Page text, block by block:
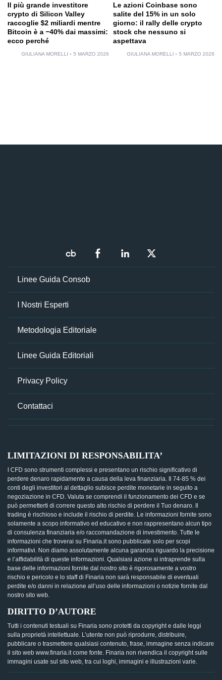
Il più grande investitore
crypto di Silicon Valley
raccoglie $2 miliardi mentre
Bitcoin è a −40% dai massimi:
ecco perché
GIULIANA MORELLI 5 MARZO 2026
Le azioni Coinbase sono
salite del 15% in un solo
giorno: il rally delle crypto
stock che nessuno si
aspettava
GIULIANA MORELLI 5 MARZO 2026
Linee Guida Consob
I Nostri Esperti
Metodologia Editoriale
Linee Guida Editoriali
Privacy Policy
Contattaci
LIMITAZIONI DI RESPONSABILITA’
I CFD sono strumenti complessi e presentano un rischio significativo di
perdere denaro rapidamente a causa della leva finanziaria. Il 74-85 % dei
conti degli investitori al dettaglio subisce perdite monetarie in seguito a
negoziazione in CFD. Valuta se comprendi il funzionamento dei CFD e se
può permetterti di correre questo alto rischio di perdere il Tuo denaro. Il
trading è rischioso e include il rischio di perdite. Le informazioni fornite sono
solamente a scopo informativo ed educativo e non rappresentano alcun tipo
di consulenza finanziaria e/o raccomandazione di investimento. Tutte le
informazioni che troverai su Finaria.it sono pubblicate solo per scopi
informativi. Non diamo assolutamente alcuna garanzia riguardo la precisione
e l’affidabilità di queste informazioni. Qualsiasi azione si intraprende sulla
base delle informazioni fornite dal nostro sito è rigorosamente a vostro
rischio e pericolo e lo staff di Finaria non sarà responsabile di eventuali
perdite e/o danni in relazione all’uso delle informazioni o notizie fornite dal
nostro sito web.
DIRITTO D’AUTORE
Tutti i contenuti testuali su Finaria sono protetti da copyright e dalle leggi
sulla proprietà intellettuale. L’utente non può riprodurre, distribuire,
pubblicare o trasmettere qualsiasi contenuto, frase, immagine senza indicare
il sito web www.finaria.it come fonte. Finaria non rivendica il copyright sulle
immagini usate sul sito web, tra cui loghi, immagini e illustrazioni varie.